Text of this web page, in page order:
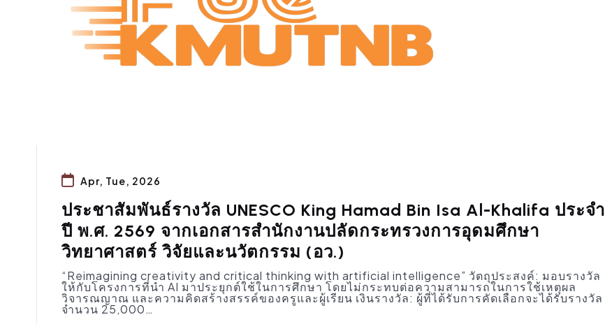
Apr, Tue, 2026
ประชาสัมพันธ์รางวัล UNESCO King Hamad Bin Isa Al-Khalifa ประจำ
ปี พ.ศ. 2569 จากเอกสารสำนักงานปลัดกระทรวงการอุดมศึกษา
วิทยาศาสตร์ วิจัยและนวัตกรรม (อว.)
“Reimagining creativity and critical thinking with artificial intelligence” วัตถุประสงค์: มอบรางวัล
ให้กับโครงการที่นำ AI มาประยุกต์ใช้ในการศึกษา โดยไม่กระทบต่อความสามารถในการใช้เหตุผล
วิจารณญาณ และความคิดสร้างสรรค์ของครูและผู้เรียน เงินรางวัล: ผู้ที่ได้รับการคัดเลือกจะได้รับรางวัล
จำนวน 25,000…